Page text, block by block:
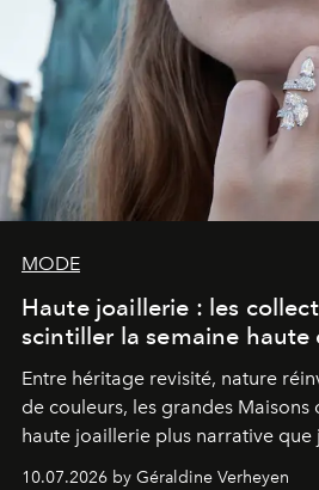
MODE
Haute joaillerie : les
scintiller la semaine haute
Entre héritage revisité, nature
de couleurs, les grandes Maisons
haute joaillerie plus narrative
des collections qui marqueront la
10.07.2026 by Géraldine Verheyen